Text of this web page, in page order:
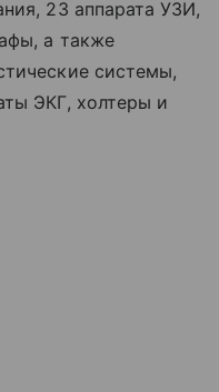
23 аппарата УЗИ,
а также
системы,
ЭКГ, холтеры и